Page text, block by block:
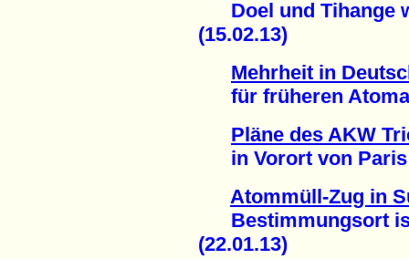
Doel und Tihange
(15.02.13)
Mehrheit in
für früheren
Pläne des AKW
in Vorort von Paris
Atommüll-Zug in
Bestimmungsort
(22.01.13)